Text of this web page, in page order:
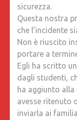
sicurezza.
Questa nostra
che l’incidente
Non è riuscito
portare a
Egli ha scritto
dagli studenti,
ha aggiunto alla
avesse ritenuto
inviarla ai